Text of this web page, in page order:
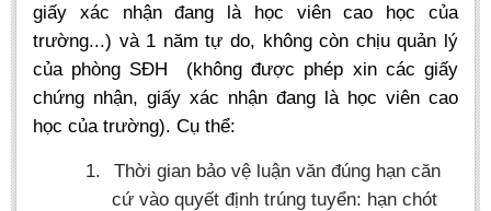
BA, MA, PhD. Theses
CONFERENCE
Studies on Vietnamese and Korean Literature and Films
Modernization process in Japanese literature and in the literatures of
Studies on Sinology & Nom
giấy xác nhận đang là học viên cao học của
trường...) và 1 năm tự do, không còn chịu quản lý
của phòng SĐH (không được phép xin các giấy
chứng nhận, giấy xác nhận đang là học viên cao
học của trường). Cụ thể:
1.
Thời gian bảo vệ luận văn đúng hạn căn
cứ vào quyết định trúng tuyển: hạn chót